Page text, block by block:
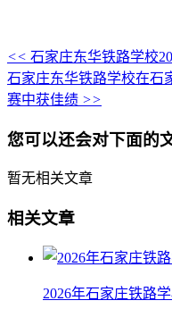
<< 石家庄东华铁路学校
石家庄东华铁路学校在石
赛中获佳绩 >>
您可以还会对下面的
暂无相关文章
相关文章
2026年石家庄铁路